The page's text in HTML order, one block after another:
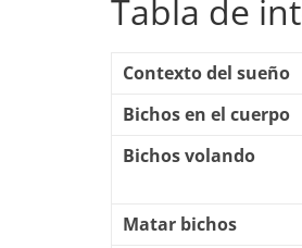
Tabla de
Contexto del sueño
Bichos en el cuerpo
Bichos volando
Matar bichos